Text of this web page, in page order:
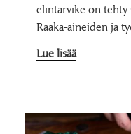
elintarvike on tehty
Raaka-aineiden ja
Lue lisää